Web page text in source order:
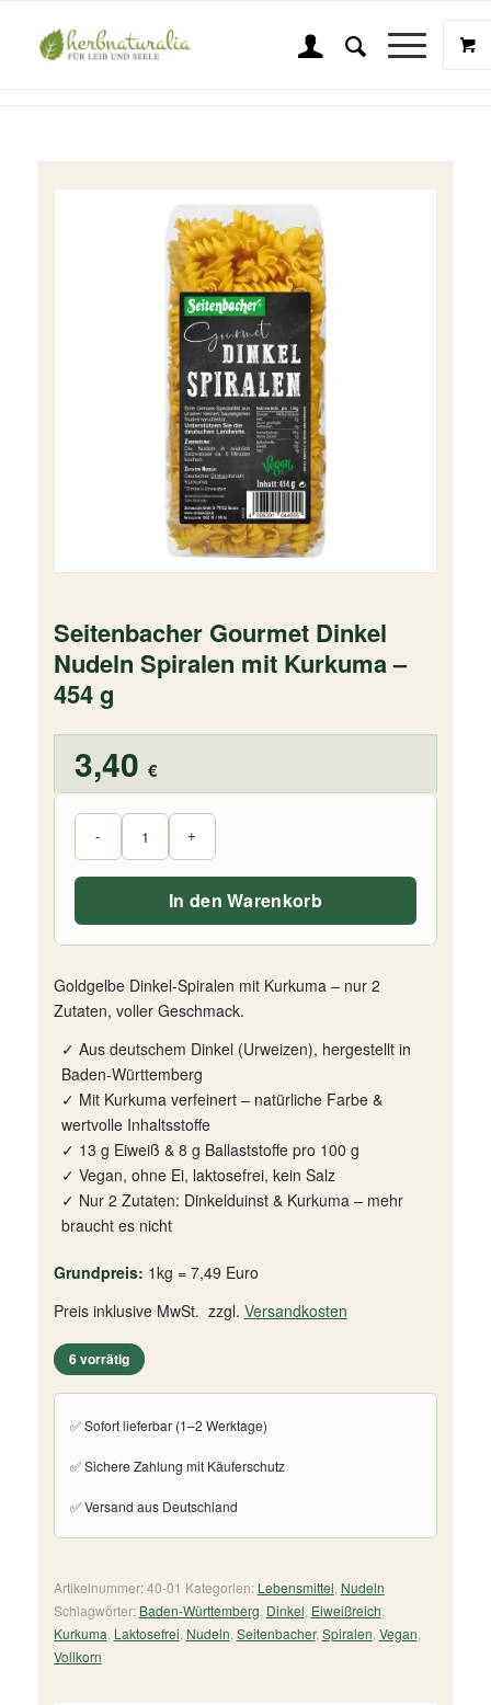
Shop
Sie sind hier: Startseite Nudeln
Seitenbacher Gourmet Dinkel
Nudeln Spiralen mit Kurkuma –
454 g
3,40 €
Goldgelbe Dinkel-Spiralen mit Kurkuma – nur 2
Zutaten, voller Geschmack.
✓ Aus deutschem Dinkel (Urweizen), hergestellt in
Baden-Württemberg
✓ Mit Kurkuma verfeinert – natürliche Farbe &
wertvolle Inhaltsstoffe
✓ 13 g Eiweiß & 8 g Ballaststoffe pro 100 g
✓ Vegan, ohne Ei, laktosefrei, kein Salz
✓ Nur 2 Zutaten: Dinkelduinst & Kurkuma – mehr
braucht es nicht
Grundpreis: 1kg = 7,49 Euro
Preis inklusive MwSt. zzgl. Versandkosten
6 vorrätig
✅ Sofort lieferbar (1–2 Werktage)
✅ Sichere Zahlung mit Käuferschutz
✅ Versand aus Deutschland
In den Warenkorb
Artikelnummer:40-01 Kategorien: Lebensmittel Nudeln
Schlagwörter: Baden-Württemberg Dinkel Eiweißreich
Kurkuma Laktosefrei Nudeln Seitenbacher, Spiralen Vegan
Vollkorn